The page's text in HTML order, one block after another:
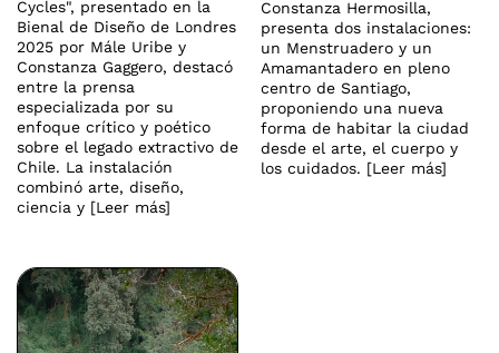
Cycles", presentado en la
Bienal de Diseño de Londres
2025 por Mále Uribe y
Constanza Gaggero, destacó
entre la prensa
especializada por su
enfoque crítico y poético
sobre el legado extractivo de
Chile. La instalación
combinó arte, diseño,
ciencia y [Leer más]
Constanza Hermosilla,
presenta dos instalaciones:
un Menstruadero y un
Amamantadero en pleno
centro de Santiago,
proponiendo una nueva
forma de habitar la ciudad
desde el arte, el cuerpo y
los cuidados. [Leer más]